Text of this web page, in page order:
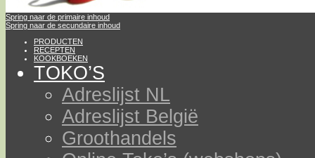
Spring naar de primaire inhoud
Spring naar de secundaire inhoud
PRODUCTEN
RECEPTEN
KOOKBOEKEN
TOKO’S
Adreslijst NL
Adreslijst België
Groothandels